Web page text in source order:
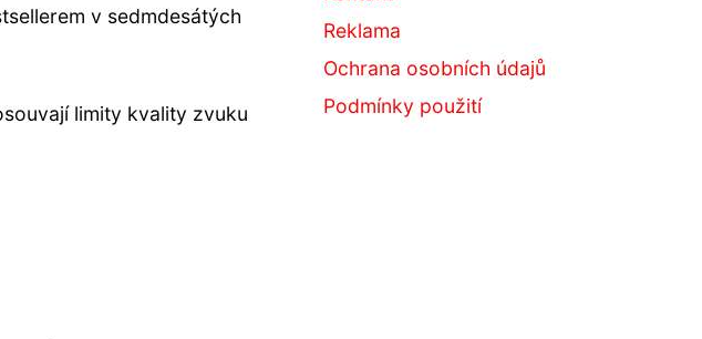
v sedmdesátých
limity kvality zvuku
Reklama
Ochrana osobních údajů
Podmínky použití